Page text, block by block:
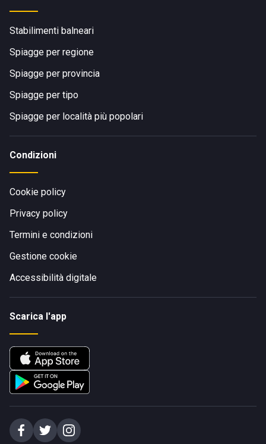
Stabilimenti balneari
Spiagge per regione
Spiagge per provincia
Spiagge per tipo
Spiagge per località più popolari
Condizioni
Cookie policy
Privacy policy
Termini e condizioni
Gestione cookie
Accessibilità digitale
Scarica l'app